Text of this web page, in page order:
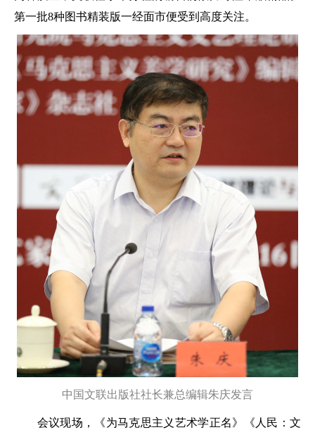
第一批8种图书精装版一经面市便受到高度关注。
中国文联出版社社长兼总编辑朱庆发言
会议现场，《为马克思主义艺术学正名》《人民：文